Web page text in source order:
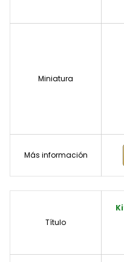
Miniatura
Más información
Título